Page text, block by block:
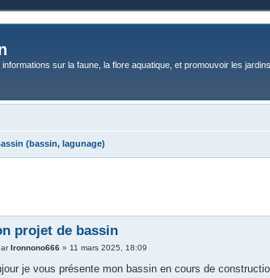
sur la faune, la flore aquatique, et promouvoir les
(bassin, lagunage)
projet de bassin
Ironnono666 » 11 mars 2025, 18:09
je vous présente mon bassin en cours de